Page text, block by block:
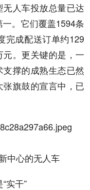
人车投放总量已达
。它们覆盖1594条
完成配送订单约129
。更关键的是，一
撑的成熟生态已然
旗鼓的宣言中，已
中心的无人车
实干”